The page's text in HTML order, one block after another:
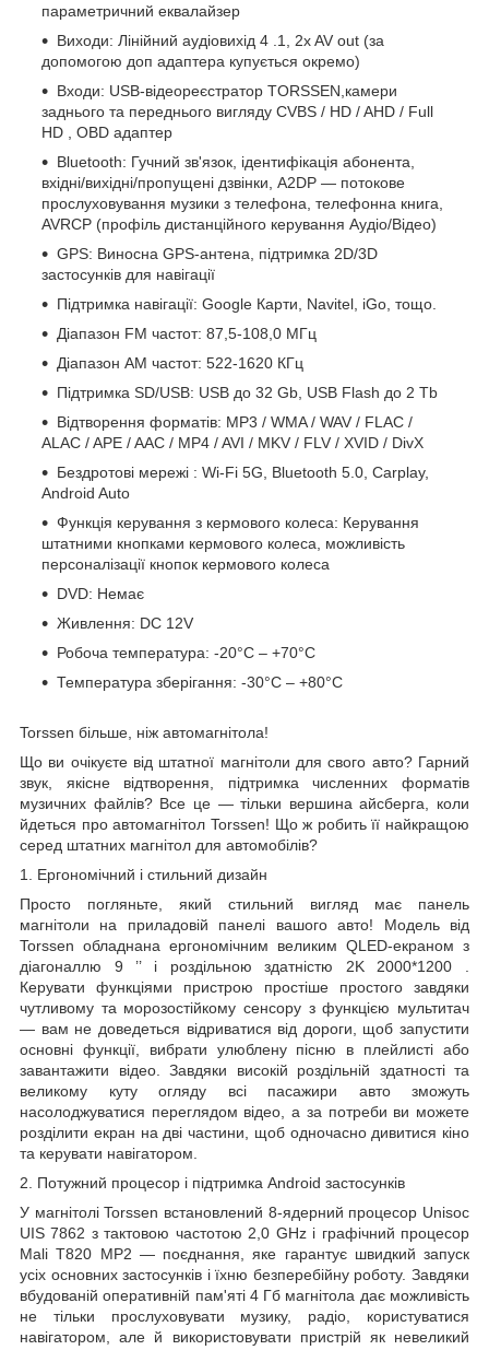
параметричний еквалайзер
Виходи: Лінійний аудіовихід 4 .1, 2x AV out (за
допомогою доп адаптера купується окремо)
Входи: USB-відеореєстратор TORSSEN,камери
заднього та переднього вигляду CVBS / HD /AHD / Full
HD
OBD адаптер
Bluetooth: Гучний зв'язок, ідентифікація абонента,
вхідні/вихідні/пропущені дзвінки, A2DP — потокове
прослуховування музики з телефона, телефонна книга,
AVRCP (профіль дистанційного керування Аудіо/Відео)
GPS: Виносна GPS-антена, підтримка 2D/3D
застосунків для навігації
Підтримка навігації: Google Карти, Navitel, iGo, тощо.
Діапазон FM частот: 87,5-108,0 МГц
Діапазон АМ частот: 522-1620 КГц
Підтримка SD/USB: USB до 32 Gb, USB Flash до 2 Tb
Відтворення форматів: MP3 / WMA / WAV / FLAC /
ALAC / APE / AAC / MP4 / AVI / MKV / FLV / XVID / DivX
Бездротові мережі : Wi-Fi 5G, Bluetooth 5.0, Carplay,
Android Auto
Функція керування з кермового колеса: Керування
штатними кнопками кермового колеса, можливість
персоналізації кнопок кермового колеса
DVD: Немає
Живлення: DC 12V
Робоча температура: -20°C – +70°C
Температура зберігання: -30°C – +80°C
Torssen більше, ніж автомагнітола!
Що ви очікуєте від штатної магнітоли для свого авто? Гарний
звук, якісне відтворення, підтримка численних форматів
музичних файлів? Все це — тільки вершина айсберга, коли
йдеться про автомагнітол Torssen! Що ж робить її найкращою
серед штатних магнітол для автомобілів?
1. Ергономічний і стильний дизайн
Просто погляньте, який стильний вигляд має панель
магнітоли на приладовій панелі вашого авто! Модель від
Torssen обладнана ергономічним великим QLED-екраном з
діагоналлю 9 ’’ і роздільною здатністю 2K 2000*1200
Керувати функціями пристрою простіше простого завдяки
чутливому та морозостійкому сенсору з функцією мультитач
— вам не доведеться відриватися від дороги, щоб запустити
основні функції, вибрати улюблену пісню в плейлисті або
завантажити відео. Завдяки високій роздільній здатності та
великому куту огляду всі пасажири авто зможуть
насолоджуватися переглядом відео, а за потреби ви можете
розділити екран на дві частини, щоб одночасно дивитися кіно
та керувати навігатором.
2. Потужний процесор і підтримка Android застосунків
У магнітолі Torssen встановлений 8-ядерний процесор Unisoc
UIS 7862 з тактовою частотою 2,0 GHz і графічний процесор
Mali T820 MP2 — поєднання, яке гарантує швидкий запуск
усіх основних застосунків і їхню безперебійну роботу. Завдяки
вбудованій оперативній пам'яті 4 Гб магнітола дає можливість
не тільки прослуховувати музику, радіо, користуватися
навігатором, але й використовувати пристрій як невеликий